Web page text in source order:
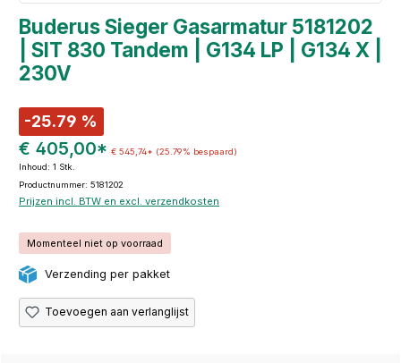
Buderus Sieger Gasarmatur 5181202
| SIT 830 Tandem | G134 LP | G134 X |
230V
-25.79 %
€ 405,00* € 545,74* (25.79% bespaard)
Inhoud: 1 Stk.
Productnummer: 5181202
Prijzen incl. BTW en excl. verzendkosten
Momenteel niet op voorraad
Verzending per pakket
Toevoegen aan verlanglijst